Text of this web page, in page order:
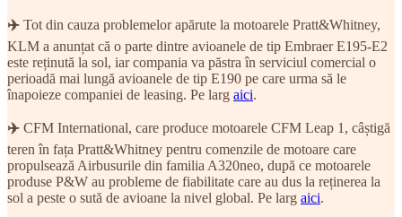
✈️ Tot din cauza problemelor apărute la motoarele Pratt&Whitney,
KLM a anunțat că o parte dintre avioanele de tip Embraer E195-E2
este reținută la sol, iar compania va păstra în serviciul comercial o
perioadă mai lungă avioanele de tip E190 pe care urma să le
înapoieze companiei de leasing. Pe larg aici.
✈️ CFM International, care produce motoarele CFM Leap 1, câștigă
teren în fața Pratt&Whitney pentru comenzile de motoare care
propulsează Airbusurile din familia A320neo, după ce motoarele
produse P&W au probleme de fiabilitate care au dus la reținerea la
sol a peste o sută de avioane la nivel global. Pe larg aici.